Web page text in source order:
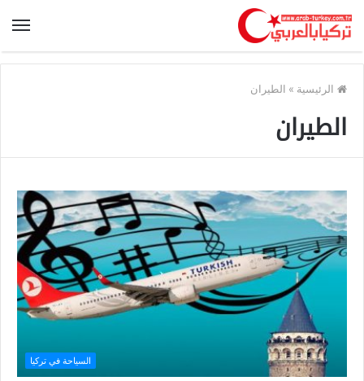
الرئيسية » الطيران
الطيران
السياحة في تركيا